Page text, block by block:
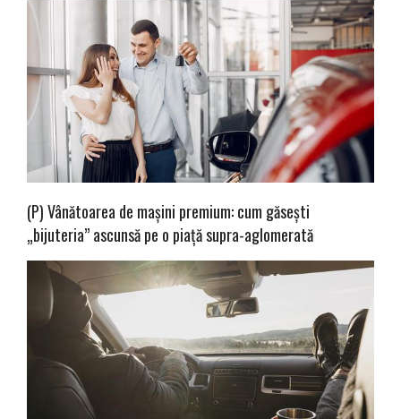
(P) Vânătoarea de mașini premium: cum găsești
„bijuteria” ascunsă pe o piață supra-aglomerată